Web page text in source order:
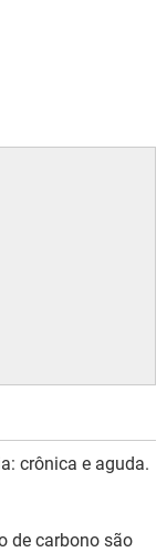
crônica e aguda.
de carbono são